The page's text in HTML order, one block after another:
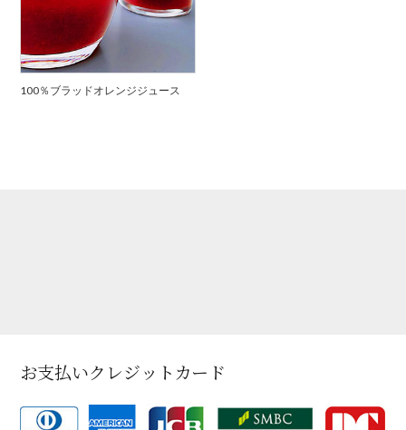
100％ブラッドオレンジジュース
お支払いクレジットカード